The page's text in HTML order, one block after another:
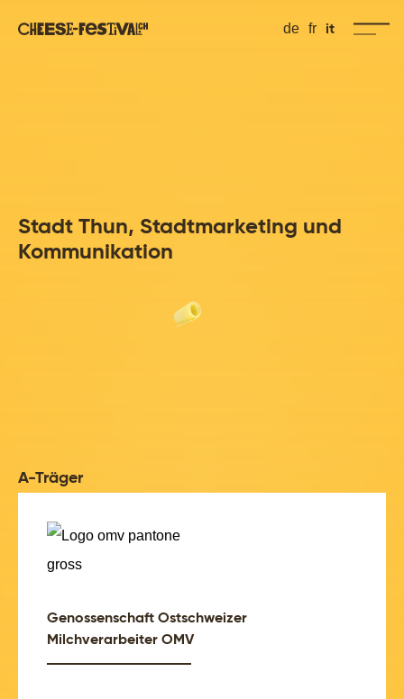
de fr it
Stadt Thun, Stadtmarketing und
Kommunikation
A-Träger
Genossenschaft Ostschweizer
Milchverarbeiter OMV